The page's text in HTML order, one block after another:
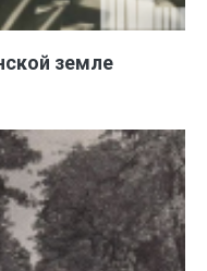
земле